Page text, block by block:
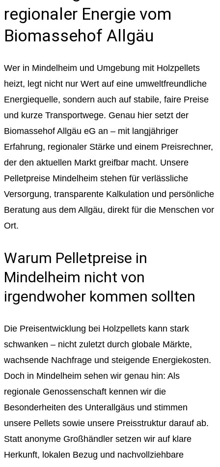
regionaler Energie vom
Biomassehof Allgäu
Wer in Mindelheim und Umgebung mit Holzpellets
heizt, legt nicht nur Wert auf eine umweltfreundliche
Energiequelle, sondern auch auf stabile, faire Preise
und kurze Transportwege. Genau hier setzt der
Biomassehof Allgäu eG an – mit langjähriger
Erfahrung, regionaler Stärke und einem Preisrechner,
der den aktuellen Markt greifbar macht. Unsere
Pelletpreise Mindelheim stehen für verlässliche
Versorgung, transparente Kalkulation und persönliche
Beratung aus dem Allgäu, direkt für die Menschen vor
Ort.
Warum Pelletpreise in
Mindelheim nicht von
irgendwoher kommen sollten
Die Preisentwicklung bei Holzpellets kann stark
schwanken – nicht zuletzt durch globale Märkte,
wachsende Nachfrage und steigende Energiekosten.
Doch in Mindelheim sehen wir genau hin: Als
regionale Genossenschaft kennen wir die
Besonderheiten des Unterallgäus und stimmen
unsere Pellets sowie unsere Preisstruktur darauf ab.
Statt anonyme Großhändler setzen wir auf klare
Herkunft, lokalen Bezug und nachvollziehbare